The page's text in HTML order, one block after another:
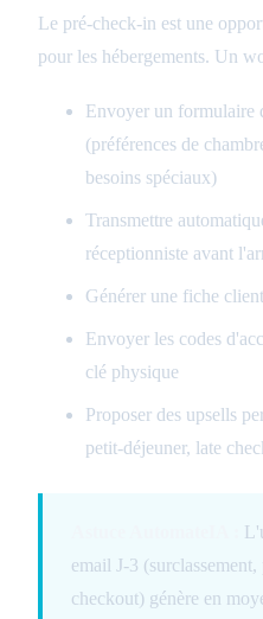
Le pré-check-in est une
pour les hébergements. Un
Envoyer un formulaire
(préférences de
besoins spéciaux)
Transmettre
réceptionniste avant
Générer une fiche
Envoyer les codes
clé physique
Proposer des upsells
petit-déjeuner, late
email J-3
checkout) génère en